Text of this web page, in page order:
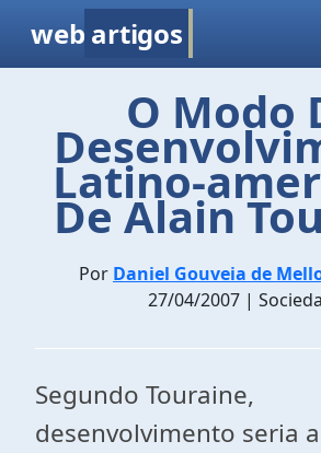
web artigos
O Modo
Latino-
De Alain
Por Daniel Gouveia de
27/04/2007 |
Segundo Touraine,
desenvolvimento seria